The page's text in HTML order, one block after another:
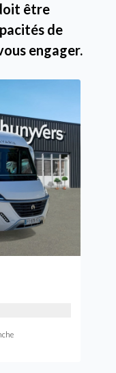
être
de
engager.